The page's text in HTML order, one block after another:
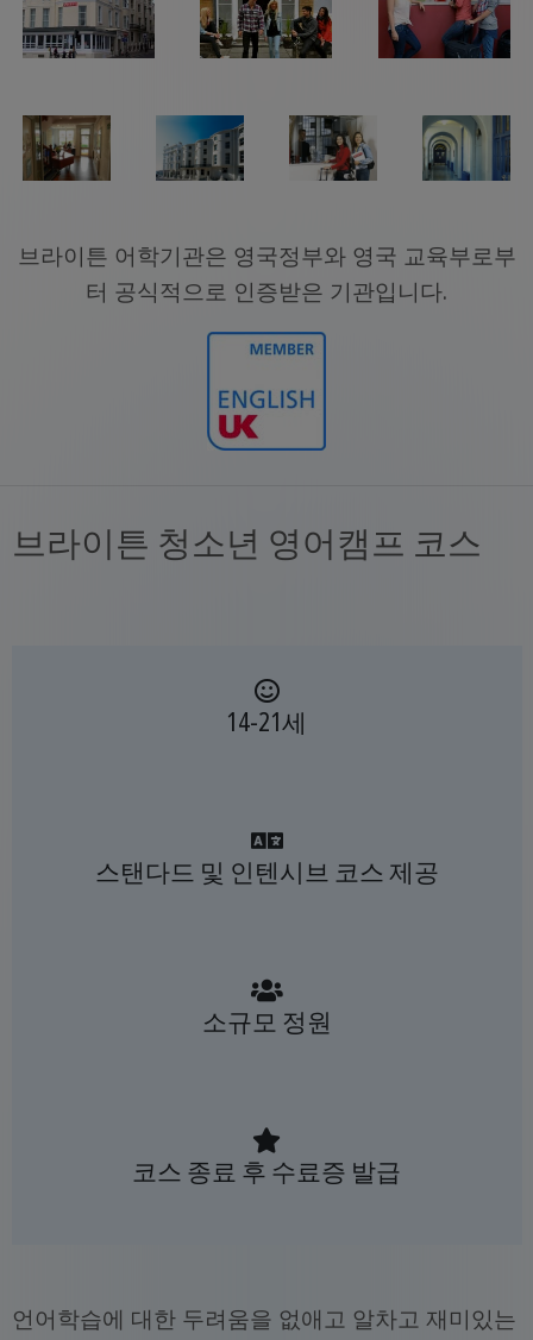
브라이튼 어학기관은 영국정부와 영국 교육부로부
터 공식적으로 인증받은 기관입니다.
브라이튼 청소년 영어캠프 코스
14-21세
스탠다드 및 인텐시브 코스 제공
소규모 정원
코스 종료 후 수료증 발급
언어학습에 대한 두려움을 없애고 알차고 재미있는